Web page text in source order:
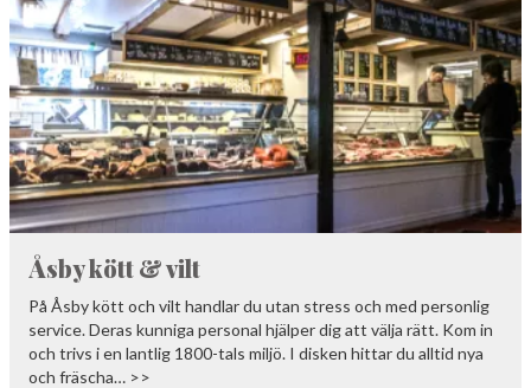
Åsby kött & vilt
På Åsby kött och vilt handlar du utan stress och med personlig
service. Deras kunniga personal hjälper dig att välja rätt. Kom in
och trivs i en lantlig 1800-tals miljö. I disken hittar du alltid nya
och fräscha… >>